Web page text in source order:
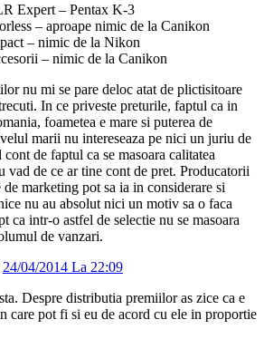
Expert – Pentax K-3
– aproape nimic de la Canikon
– nimic de la Nikon
– nimic de la Canikon
nu mi se pare deloc atat de plictisitoare
In ce priveste preturile, faptul ca in
foametea e mare si puterea de
marii nu intereseaza pe nici un juriu de
de faptul ca se masoara calitatea
vad de ce ar tine cont de pret. Producatorii
de marketing pot sa ia in considerare si
nu au absolut nici un motiv sa o faca
ca intr-o astfel de selectie nu se masoara
de vanzari.
24/04/2014 La 22:09
Despre distributia premiilor as zice ca e
care pot fi si eu de acord cu ele in proportie